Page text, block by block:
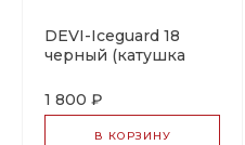
DEVI-Iceguard 18
черный (катушка
саморегулирующийся
греющий кабель
1 800 ₽
В КОРЗИНУ